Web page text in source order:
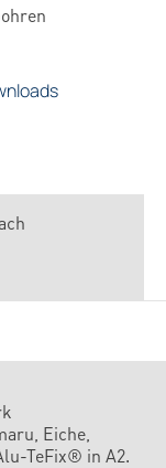
Eiche,
TeFix® in A2.